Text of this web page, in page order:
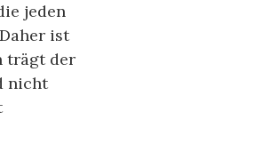
jeden
ist
trägt der
nicht